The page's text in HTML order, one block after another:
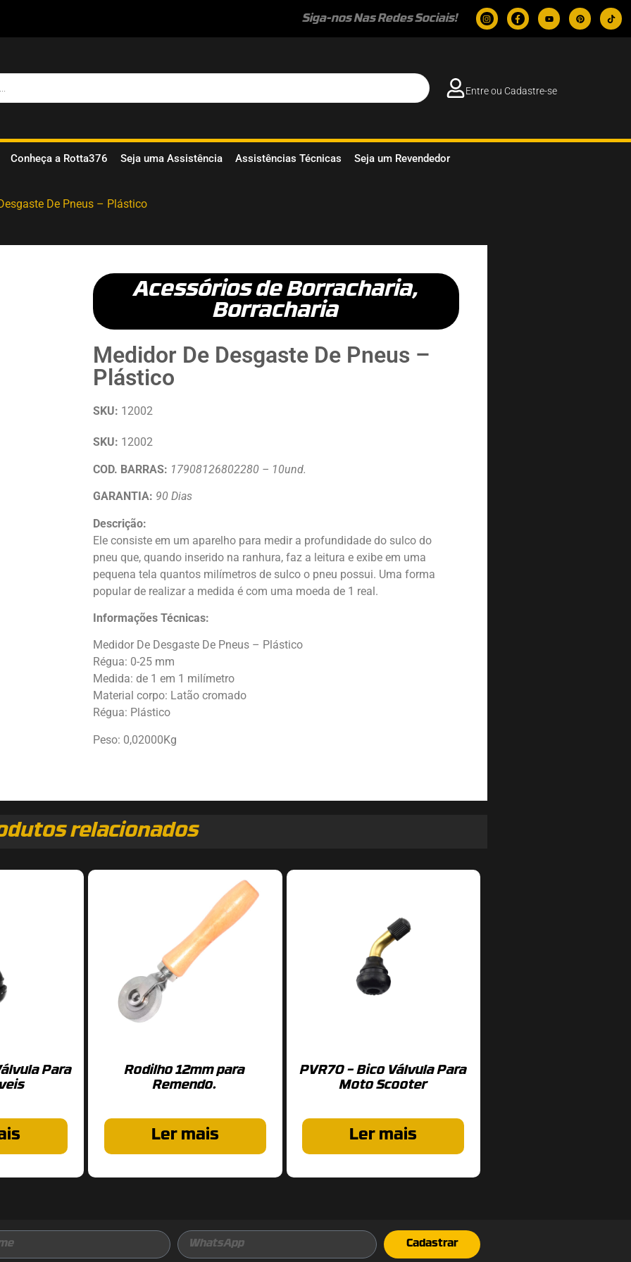
Siga-nos Nas Redes Sociais!
Entre ou Cadastre-se
Conheça a Rotta376 Seja uma Assistência Assistências Técnicas Seja um Revendedor
De Pneus – Plástico
Acessórios de Borracharia,
Borracharia
Medidor De Desgaste De Pneus –
Plástico
SKU: 12002
SKU: 12002
COD. BARRAS: 17908126802280 – 10und.
GARANTIA: 90 Dias
Descrição:
Ele consiste em um aparelho para medir a profundidade do sulco do
pneu que, quando inserido na ranhura, faz a leitura e exibe em uma
pequena tela quantos milímetros de sulco o pneu possui. Uma forma
popular de realizar a medida é com uma moeda de 1 real.
Informações Técnicas:
Medidor De Desgaste De Pneus – Plástico
Régua: 0-25 mm
Medida: de 1 em 1 milímetro
Material corpo: Latão cromado
Régua: Plástico
Peso: 0,02000Kg
relacionados
Para
Rodilho 12mm para
Remendo.
Ler mais
PVR70 – Bico Válvula Para
Moto Scooter
Ler mais
Cadastrar